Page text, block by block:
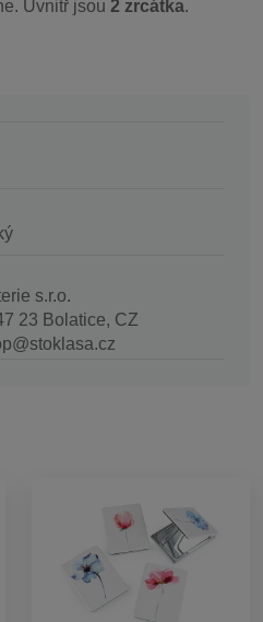
Uvnitř jsou 2 zrcátka.
s.r.o.
23 Bolatice, CZ